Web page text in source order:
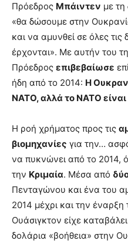
porn
Πρόεδρος Μπάιντεν με
«θα δώσουμε στην
και να αμυνθεί σε όλες
έρχονται». Με αυτήν του
Πρόεδρος επιβεβαίωσε
ήδη από το 2014: Η
ΝΑΤΟ, αλλά το ΝΑΤΟ
Η ροή χρήματος προς τις
βιομηχανίες για την…
να πυκνώνει από το 2014,
την Κριμαία. Μέσα από
Πενταγώνου και ένα του
2014 μέχρι και την έναρξη
Ουάσιγκτον είχε
δολάρια «βοήθεια» στην